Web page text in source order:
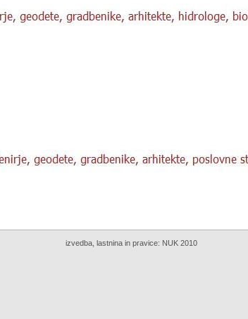
izvedba, lastnina in pravice: NUK 2010